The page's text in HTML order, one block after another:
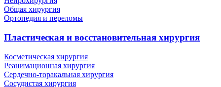
Общая хирургия
Ортопедия и переломы
Пластическая и восстановительная хирургия
Косметическая хирургия
Реанимационная хирургия
Сердечно-торакальная хирургия
Сосудистая хирургия